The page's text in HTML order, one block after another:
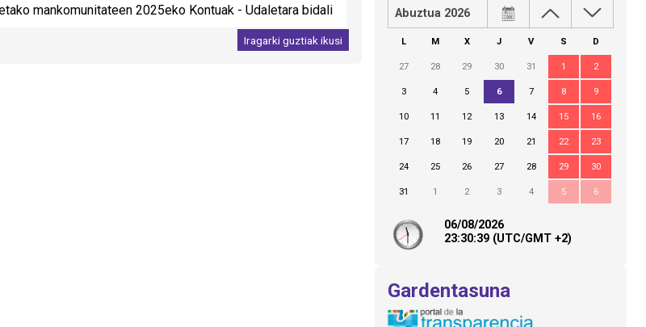
mankomunitateen 2025eko Kontuak - Udaletara bidali
Iragarki guztiak ikusi
Abuztua 2026
L M X J V S D
27 28 29 30 31 1 2
3 4 5 6 7 8 9
10 11 12 13 14 15 16
17 18 19 20 21 22 23
24 25 26 27 28 29 30
31 1 2 3 4 5 6
06/08/2026
23:30:39 (UTC/GMT +2)
Gardentasuna